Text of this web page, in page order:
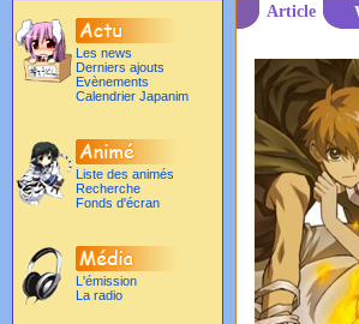
Les news
Derniers ajouts
Evènements
Calendrier Japanim
Liste des animés
Recherche
Fonds d'écran
L'émission
La radio
Article